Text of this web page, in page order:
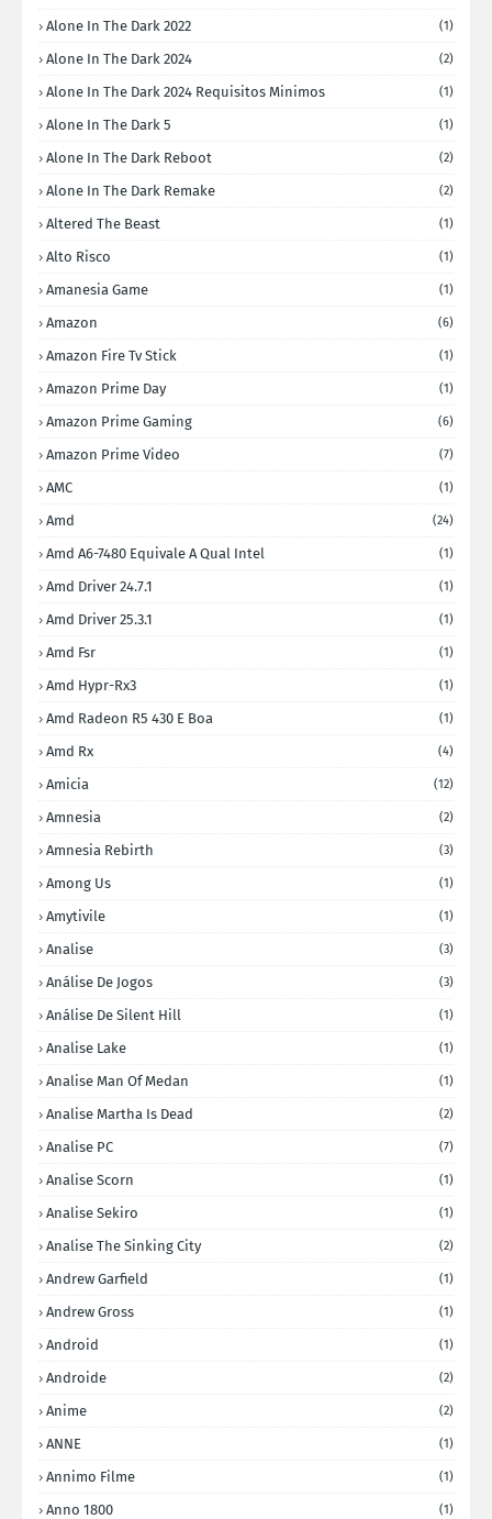
Alone In The Dark 2022
(1)
Alone In The Dark 2024 (2)
Alone In The Dark 2024 Requisitos Minimos (1)
Alone In The Dark 5 (1)
Alone In The Dark Reboot (2)
Alone In The Dark Remake (2)
Altered The Beast (1)
Alto Risco (1)
Amanesia Game (1)
Amazon (6)
Amazon Fire Tv Stick (1)
Amazon Prime Day (1)
Amazon Prime Gaming (6)
Amazon Prime Video (7)
AMC (1)
Amd (24)
Amd A6-7480 Equivale A Qual Intel (1)
Amd Driver 24.7.1 (1)
Amd Driver 25.3.1 (1)
Amd Fsr (1)
Amd Hypr-Rx3 (1)
Amd Radeon R5 430 E Boa (1)
Amd Rx (4)
Amicia (12)
Amnesia (2)
Amnesia Rebirth (3)
Among Us (1)
Amytivile (1)
Analise (3)
Análise De Jogos (3)
Análise De Silent Hill (1)
Analise Lake (1)
Analise Man Of Medan (1)
Analise Martha Is Dead (2)
Analise PC (7)
Analise Scorn (1)
Analise Sekiro (1)
Analise The Sinking City (2)
Andrew Garfield (1)
Andrew Gross (1)
Android (1)
Androide (2)
Anime (2)
ANNE (1)
Annimo Filme (1)
Anno 1800 (1)